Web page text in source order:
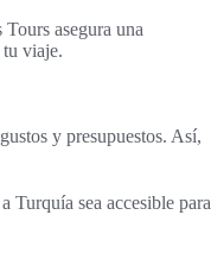
asegura una
tu viaje.
y presupuestos. Así,
Turquía sea accesible para